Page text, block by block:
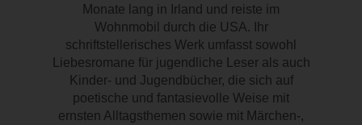
Monate lang in Irland und reiste im
Wohnmobil durch die USA. Ihr
schriftstellerisches Werk umfasst sowohl
Liebesromane für jugendliche Leser als auch
Kinder- und Jugendbücher, die sich auf
poetische und fantasievolle Weise mit
ernsten Alltagsthemen sowie mit Märchen-,